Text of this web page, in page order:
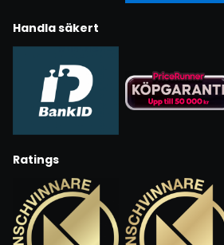
Handla säkert
Ratings